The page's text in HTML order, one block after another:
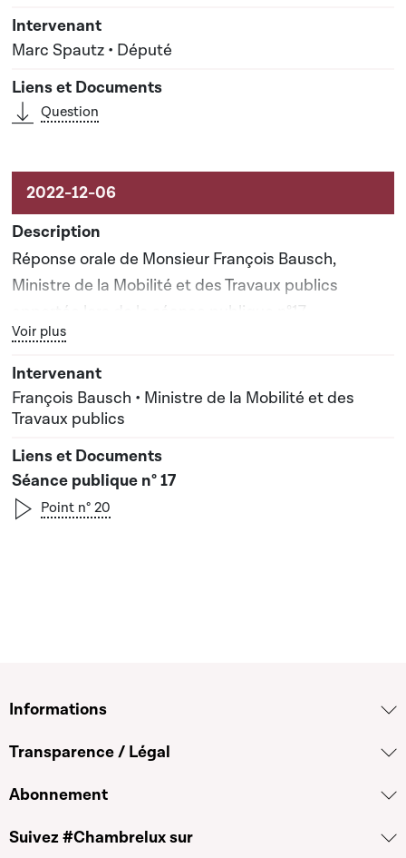
Marc Spautz • Député
Question
Réponse orale de Monsieur François Bausch,
Ministre de la Mobilité et des Travaux publics
apportée lors de la séance publique n°17
Bouton graphique servant à afficher ou cacher tous les
Voir plus
François Bausch • Ministre de la Mobilité et des
Travaux publics
Séance publique n° 17
Point n° 20
Informations
Transparence / Légal
Abonnement
Suivez #Chambrelux sur